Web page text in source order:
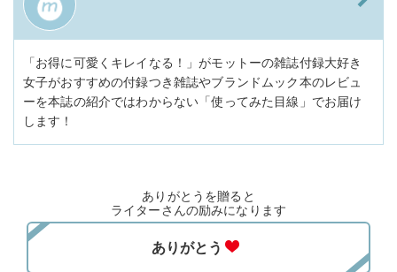
「お得に可愛くキレイなる！」がモットーの雑誌付録大好き
女子がおすすめの付録つき雑誌やブランドムック本のレビュ
ーを本誌の紹介ではわからない「使ってみた目線」でお届け
します！
ありがとうを贈ると
ライターさんの励みになります